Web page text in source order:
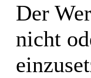
Der
nicht